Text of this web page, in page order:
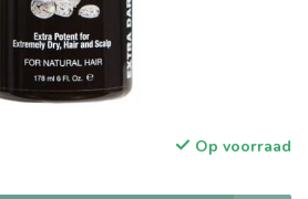
Op voorraad